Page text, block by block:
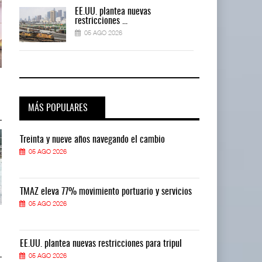
ExxonMobil lleva mantenimiento
05 AGO 2026
04 AGO 2026
ExxonMobil lleva mantenimiento
04 AGO 2026
EE.UU. plantea nuevas
restricciones ...
05 AGO 2026
MÁS POPULARES
Treinta y nueve años navegando el cambio
05 AGO 2026
TMAZ eleva 77% movimiento portuario y servicios
05 AGO 2026
EE.UU. plantea nuevas restricciones para tripul
05 AGO 2026